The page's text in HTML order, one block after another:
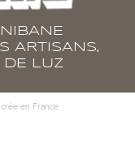
ARTISANS,
LUZ
crée en France